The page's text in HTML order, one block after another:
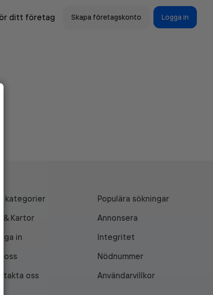
ditt företag Skapa företagskonto Logga in
kategorier
Populära sökningar
& Kartor
Annonsera
in
Integritet
oss
Nödnummer
oss
Användarvillkor